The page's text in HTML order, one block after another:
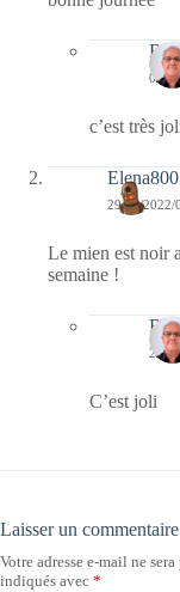
09/
c’est très
Elena800
29/04/2022/
Le mien est noir
semaine !
29/
C’est joli
Laisser un commentaire
Votre adresse e-mail ne
indiqués avec *